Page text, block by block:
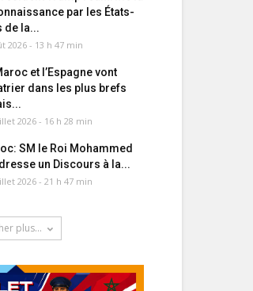
par les États-
de la...
2026 - 13 h 47 min
et l’Espagne vont
dans les plus brefs
2026 - 16 h 28 min
SM le Roi Mohammed
un Discours à la...
2026 - 21 h 47 min
plus...